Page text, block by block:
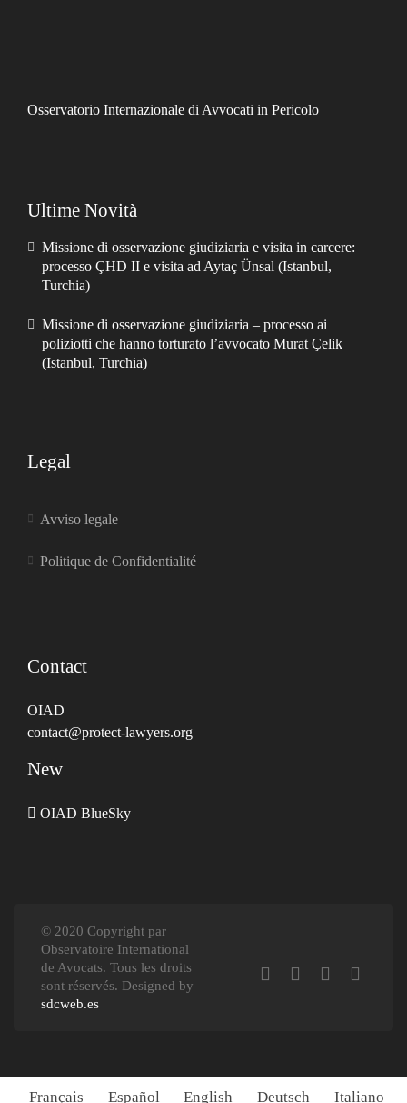
Osservatorio Internazionale di Avvocati in Pericolo
Ultime Novità
Missione di osservazione giudiziaria e visita in carcere:
processo ÇHD II e visita ad Aytaç Ünsal (Istanbul,
Turchia)
Missione di osservazione giudiziaria – processo ai
poliziotti che hanno torturato l’avvocato Murat Çelik
(Istanbul, Turchia)
Legal
Avviso legale
Politique de Confidentialité
Contact
OIAD
contact@protect-lawyers.org
New
OIAD BlueSky
© 2020 Copyright par
Observatoire International
de Avocats. Tous les droits
sont réservés. Designed by
sdcweb.es
Français Español English Deutsch Italiano